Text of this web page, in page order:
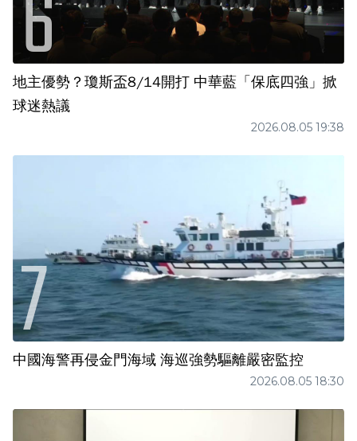
地主優勢？瓊斯盃8/14開打 中華藍「保底四強」掀
球迷熱議
2026.08.05 19:38
中國海警再侵金門海域 海巡強勢驅離嚴密監控
2026.08.05 18:30